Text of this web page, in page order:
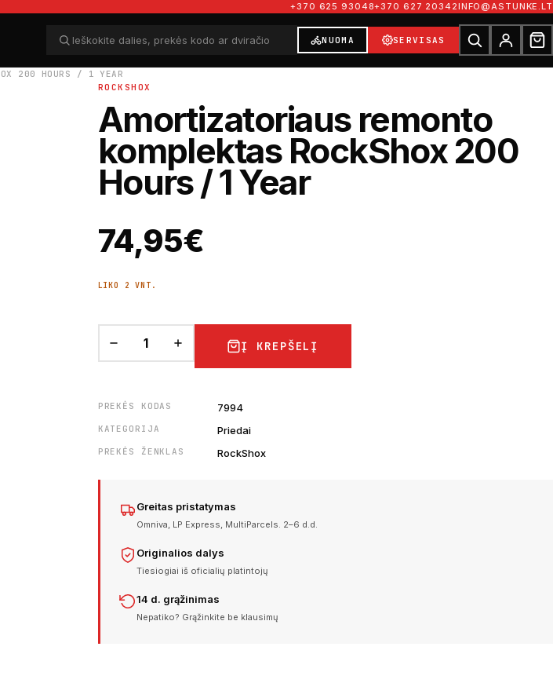
+370 625 93048+370 627 20342INFO@ASTUNKE.LT
Ieškoti dalių
Ieškoti
NUOMA SERVISAS
200 HOURS / 1 YEAR
ROCKSHOX
Amortizatoriaus remonto
komplektas RockShox 200
Hours / 1 Year
74,95€
LIKO 2 VNT.
Į KREPŠELĮ
PREKĖS KODAS 7994
KATEGORIJA Priedai
PREKĖS ŽENKLAS RockShox
Greitas pristatymas
Omniva, LP Express, MultiParcels. 2–6 d.d.
Originalios dalys
Tiesiogiai iš oficialių platintojų
14 d. grąžinimas
Nepatiko? Grąžinkite be klausimų